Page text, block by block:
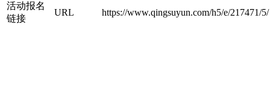
活动报名
链接
URL https://www.qingsuyun.com/h5/e/217471/5/